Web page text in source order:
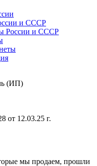
и СССР
России и СССР
(ИП)
от 12.03.25 г.
мы продаем, прошли